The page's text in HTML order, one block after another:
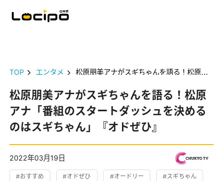
TOP エンタメ 松原朋美アナがスギちゃんを語る！松原アナ「番組のスタートダッシュを決めるのはスギちゃん」『オドぜひ』
松原朋美アナがスギちゃんを語る！松原
アナ「番組のスタートダッシュを決める
のはスギちゃん」『オドぜひ』
2022年03月19日
#おすすめ #オドぜひ #オードリー #スギちゃん